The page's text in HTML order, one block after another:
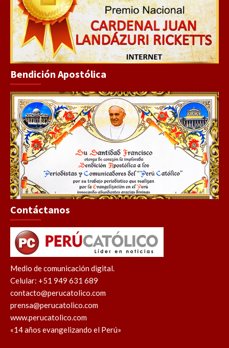
Bendición Apostólica
Contáctanos
Medio de comunicación digital.
Celular: +51 949 631 689
contacto@perucatolico.com
prensa@perucatolico.com
www.perucatolico.com
«14 años evangelizando el Perú»